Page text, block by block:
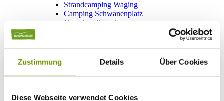
Zustimmung Details Über Cookies
Diese Webseite verwendet Cookies
Strandcamping Waging
Camping Schwanenplatz
Camping Tettenhausen
Hainz am See
Camping Wagner
Camping Stadler
Camping Seebauer
Schnellsuche+